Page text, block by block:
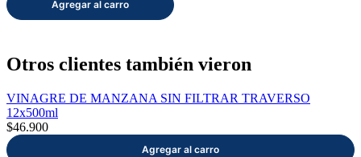
Otros clientes también vieron
VINAGRE DE MANZANA SIN FILTRAR TRAVERSO
12x500ml
$46.900